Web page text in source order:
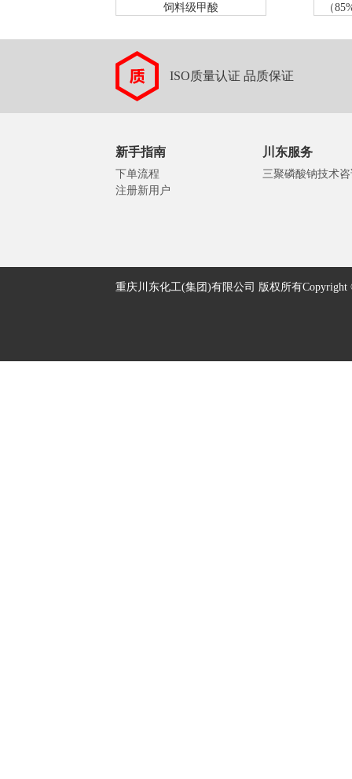
饲料级甲酸 （
ISO质量认证 品质保证
新手指南
下单流程
注册新用户
川东服务
三聚磷酸钠技术咨
重庆川东化工(集团)有限公司 版权所有Copyright